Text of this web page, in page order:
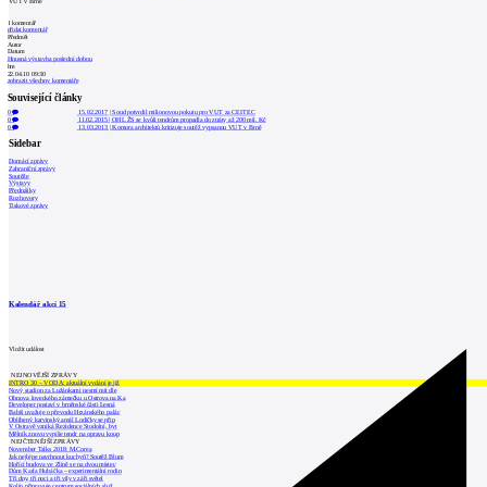
1 komentář
přidat komentář
Předmět
Autor
Datum
Hnusná výstavba poslední dobou
hm
22.04.10 09:30
zobrazit všechny komentáře
Související články
0 15.02.2017 |Soud potvrdil milionovou pokutu pro VUT za CEITEC
0
11.02.2015| OHL ŽS se kvůli tendrům propadla do ztráty až 200 mil. Kč
0
13.03.2013 |Komora architektů kritizuje soutěž vypsanou VUT v Brně
Sidebar
Domácí zprávy
Zahraniční zprávy
Soutěže
Výstavy
Přednášky
Rozhovory
Tiskové zprávy
Kalendář akcí 15
Vložit událost
NEJNOVĚJŠÍ ZPRÁVY
INTRO 30 – VODA: aktuální vydání je již
Nový stadion za Lužánkami nesmí mít dle
Obnova loveckého zámečku u Ostrova na Ka
Developer postaví v brněnské části Lesná
Babiš uvažuje o převodu Hrzánského palác
Oblíbený karvinský areál Lodičky se přip
V Ostravě vzniká Rezidence Stodolní, byt
Mělník znovu vypíše tendr na opravu koup
NEJČTENĚJŠÍ ZPRÁVY
November Talks 2018: M.Corea
Jak nejlépe navrhnout kuchyň? Soutěž Blum
Hořící budova ve Zlíně se na dvou místec
Dům Karla Hubáčka – experimentální rodin
Tři dny, tři noci a tři vily v záři světel